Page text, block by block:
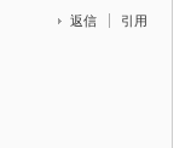
返信 引用